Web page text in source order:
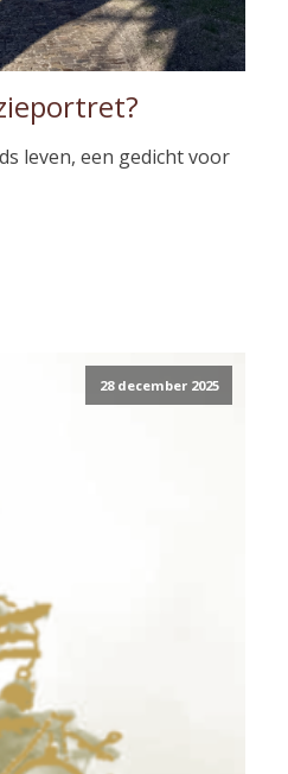
leven, een gedicht voor
28 december 2025